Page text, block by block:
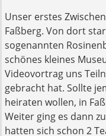
Unser erstes
Faßberg. Von dort
sogenannten
schönes kleines
Videovortrag uns
gebracht hat. Sollte
heiraten wollen, in
Weiter ging es dann
hatten sich schon 2